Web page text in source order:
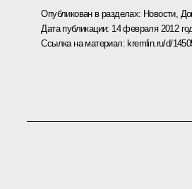
Опубликован в разделах: Новости,
Дата публикации: 14 февраля 2012
Ссылка на материал: kremlin.ru/d/